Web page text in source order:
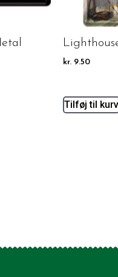
kr. 9.50
Tilføj til kurv